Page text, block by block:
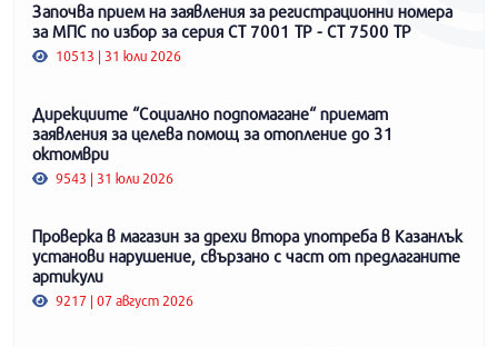
Започва прием на заявления за регистрационни номера
за МПС по избор за серия СТ 7001 ТР - СТ 7500 ТР
10513 | 31 юли 2026
Дирекциите “Социално подпомагане“ приемат
заявления за целева помощ за отопление до 31
октомври
9543 | 31 юли 2026
Проверка в магазин за дрехи втора употреба в Казанлък
установи нарушение, свързано с част от предлаганите
артикули
9217 | 07 август 2026